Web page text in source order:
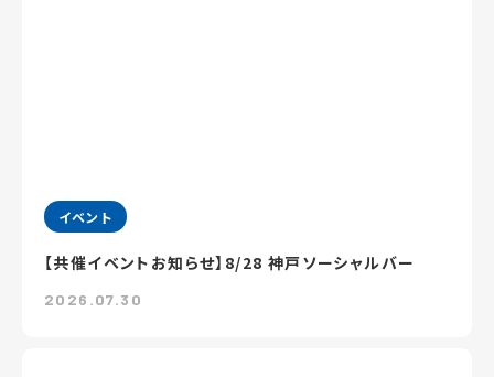
イベント
【共催イベントお知らせ】8/28 神戸ソーシャルバー
2026.07.30